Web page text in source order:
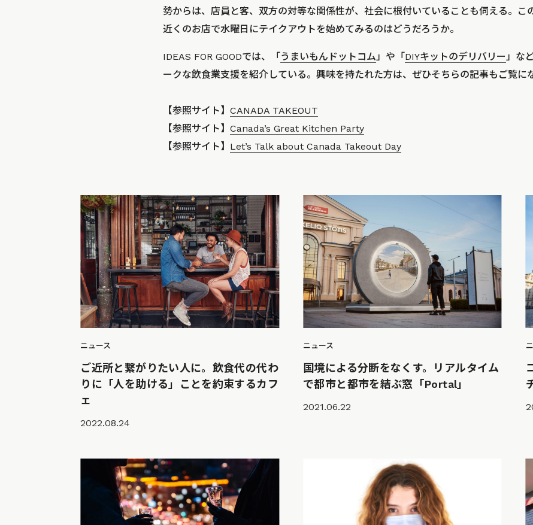
勢からは、店員と客、双方の対等な関係性が、社会に根付いていることも伺える。こ
近くのお店で水曜日にテイクアウトを始めてみるのはどうだろうか。
IDEAS FOR GOODでは、「 うまいもんドットコム」や「 DIYキットのデリバリー」な
ークな飲食業支援を紹介している。興味を持たれた方は、ぜひそちらの記事もご覧に
【参照サイト】 CANADA TAKEOUT
【参照サイト】 Canada’s Great Kitchen Party
【参照サイト】 Let’s Talk about Canada Takeout Day
ニュース
ご近所と繋がりたい人に。飲食代の代わ
りに「人を助ける」ことを約束するカフ
ェ
2022.08.24
ニュース
国境による分断をなくす。リアルタイム
で都市と都市を結ぶ窓「Portal」
2021.06.22